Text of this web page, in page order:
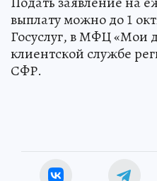
выплату можно до 1
Госуслуг, в МФЦ «Мои
клиентской службе
СФР.